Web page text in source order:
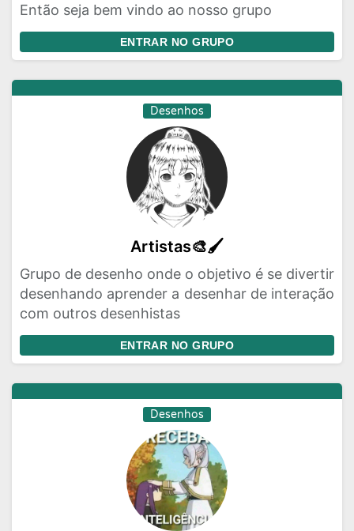
Então seja bem vindo ao nosso grupo
ENTRAR NO GRUPO
Desenhos
Artistas🎨🖌️
Grupo de desenho onde o objetivo é se divertir
desenhando aprender a desenhar de interação
com outros desenhistas
ENTRAR NO GRUPO
Desenhos